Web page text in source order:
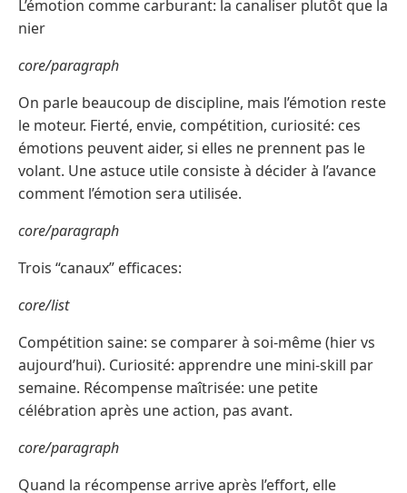
L’émotion comme carburant: la canaliser plutôt que la
nier
core/paragraph
On parle beaucoup de discipline, mais l’émotion reste
le moteur. Fierté, envie, compétition, curiosité: ces
émotions peuvent aider, si elles ne prennent pas le
volant. Une astuce utile consiste à décider à l’avance
comment l’émotion sera utilisée.
core/paragraph
Trois “canaux” efficaces:
core/list
Compétition saine: se comparer à soi-même (hier vs
aujourd’hui). Curiosité: apprendre une mini-skill par
semaine. Récompense maîtrisée: une petite
célébration après une action, pas avant.
core/paragraph
Quand la récompense arrive après l’effort, elle